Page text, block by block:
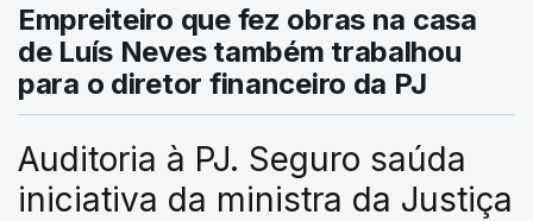
Empreiteiro que fez obras na casa
de Luís Neves também trabalhou
para o diretor financeiro da PJ
Auditoria à PJ. Seguro saúda
iniciativa da ministra da Justiça